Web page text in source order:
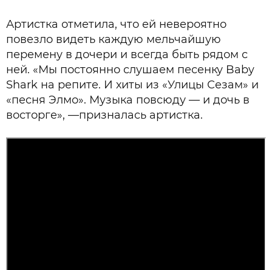
Артистка отметила, что ей невероятно
повезло видеть каждую мельчайшую
перемену в дочери и всегда быть рядом с
ней. «Мы постоянно слушаем песенку Baby
Shark на репите. И хиты из «Улицы Сезам» и
«песня Элмо». Музыка повсюду — и дочь в
восторге», —призналась артистка.